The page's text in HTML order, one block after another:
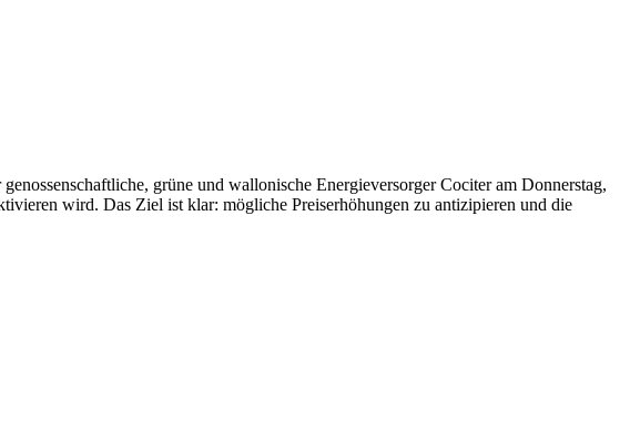
grüne und wallonische Energieversorger Cociter am Donnerstag,
wird. Das Ziel ist klar: mögliche Preiserhöhungen zu antizipieren und die